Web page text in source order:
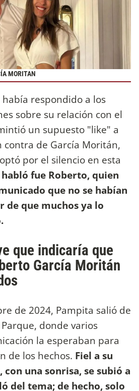
MORITAN
respondido a los
sobre su relación con el
un supuesto "like" a
de García Moritán,
por el silencio en esta
fue Roberto, quien
que no se habían
de que muchos ya lo
que indicaría que
García Moritán
de 2024, Pampita salió de
donde varios
la esperaban para
de los hechos. Fiel a su
una sonrisa, se subió a
del tema; de hecho, solo